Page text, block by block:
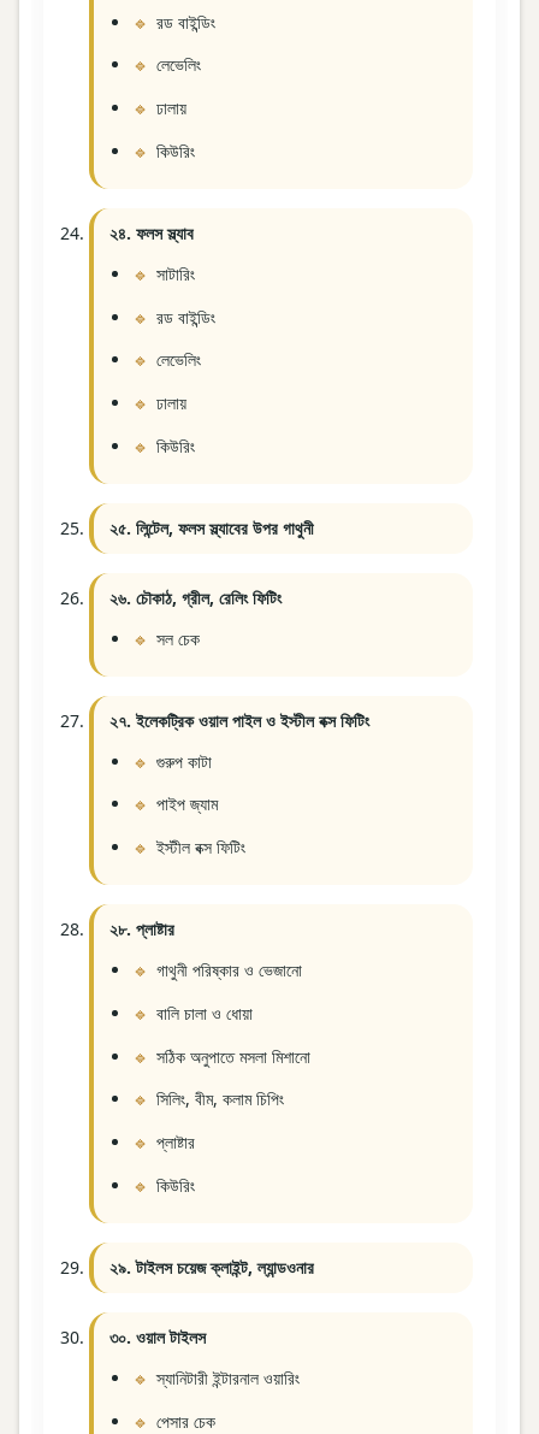
রড বাইন্ডিং
লেভেলিং
ঢালায়
কিউরিং
২৪. ফলস স্ল্যাব
সাটারিং
রড বাইন্ডিং
লেভেলিং
ঢালায়
কিউরিং
২৫. লিন্টেল, ফলস স্ল্যাবের উপর গাথুনী
২৬. চৌকাঠ, গ্রীল, রেলিং ফিটিং
সল চেক
২৭. ইলেকট্রিক ওয়াল পাইল ও ইস্টীল বক্স ফিটিং
গুরুপ কাটা
পাইপ জ্যাম
ইস্টীল বক্স ফিটিং
২৮. প্লাষ্টার
গাথুনী পরিষ্কার ও ভেজানো
বালি চালা ও ধোয়া
সঠিক অনুপাতে মসলা মিশানো
সিলিং, বীম, কলাম চিপিং
প্লাষ্টার
কিউরিং
২৯. টাইলস চয়েজ ক্লাইন্ট, ল্যান্ডওনার
৩০. ওয়াল টাইলস
স্যানিটারী ইন্টারনাল ওয়ারিং
পেসার চেক